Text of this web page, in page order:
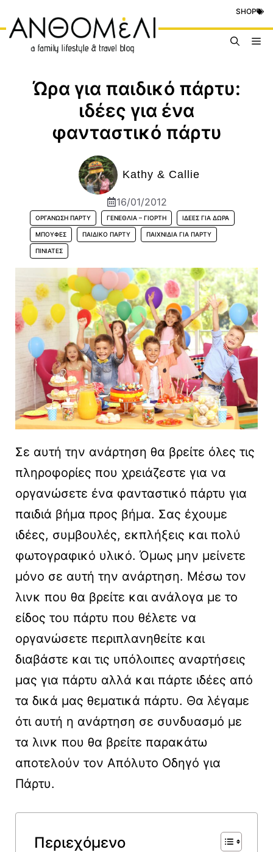
περιεχόμενο
SHOP
Ώρα για παιδικό πάρτυ:
ιδέες για ένα
φανταστικό πάρτυ
Kathy & Callie
16/01/2012
ΟΡΓΆΝΩΣΗ ΠΆΡΤΥ ΓΕΝΈΘΛΙΑ – ΓΙΟΡΤΉ ΙΔΈΕΣ ΓΙΑ ΔΏΡΑ
ΜΠΟΥΦΈΣ ΠΑΙΔΙΚΌ ΠΆΡΤΥ ΠΑΙΧΝΊΔΙΑ ΓΙΑ ΠΆΡΤΥ
ΠΙΝΙΆΤΕΣ
Σε αυτή την ανάρτηση θα βρείτε όλες τις
πληροφορίες που χρειάζεστε για να
οργανώσετε ένα φανταστικό πάρτυ για
παιδιά βήμα προς βήμα. Σας έχουμε
ιδέες, συμβουλές, εκπλήξεις και πολύ
φωτογραφικό υλικό. Όμως μην μείνετε
μόνο σε αυτή την ανάρτηση. Μέσω τον
λινκ που θα βρείτε και ανάλογα με το
είδος του πάρτυ που θέλετε να
οργανώσετε περιπλανηθείτε και
διαβάστε και τις υπόλοιπες αναρτήσεις
μας για πάρτυ αλλά και πάρτε ιδέες από
τα δικά μας θεματικά πάρτυ. Θα λέγαμε
ότι αυτή η ανάρτηση σε συνδυασμό με
τα λινκ που θα βρείτε παρακάτω
αποτελούν τον Απόλυτο Οδηγό για
Πάρτυ.
Περιεχόμενο